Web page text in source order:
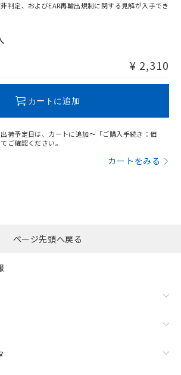
混在する可能性があります。
。
判定、およびEAR再輸出規制に関する見解が入手でき
¥ 2,310
カートに追加
荷予定日は、カートに追加～「ご購入手続き：価
ご確認ください。
カートをみる
ページ先頭へ戻る